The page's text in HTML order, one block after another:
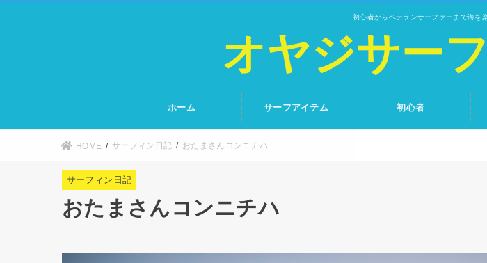
初心者からベテランサーファーまで海を
オヤジサー
ホーム サーフアイテム 初心者
HOME サーフィン日記 おたまさんコンニチハ
サーフィン日記
おたまさんコンニチハ